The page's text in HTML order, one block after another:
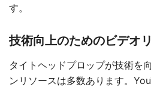
す。
技術向上のためのビデオ
タイトヘッドプロップが技術を
ンリソースは多数あります。